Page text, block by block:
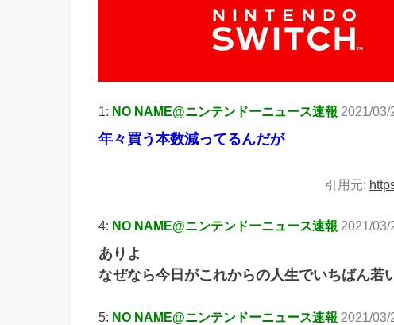
1: NO NAME@ニンテンドーニュース速報 2021/03/
年々買う本数減ってるんだが
引用元:
4: NO NAME@ニンテンドーニュース速報 2021/03/
ありよ
なぜなら今日がこれからの人生でいちばん若
5: NO NAME@ニンテンドーニュース速報 2021/03/